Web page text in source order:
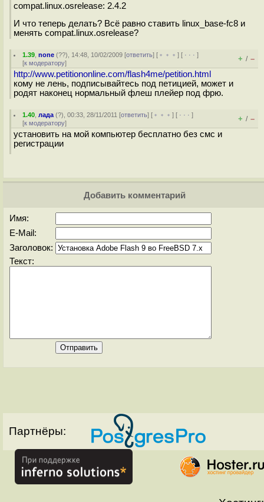
compat.linux.osrelease: 2.4.2
И что теперь делать? Всё равно ставить linux_base-fc8 и
менять compat.linux.osrelease?
1.39 ,none (??), 14:48, 10/02/2009 [ответить] [ ﹢﹢﹢] [ · · ·]
[к модератору] + / –
http://www.petitiononline.com/flash4me/petition.html
кому не лень, подписывайтесь под петицией, может и
родят наконец нормальный флеш плейер под фрю.
1.40 ,лада (?), 00:33, 28/11/2011 [ответить] [ ﹢﹢﹢] [ · · ·]
[к модератору] + / –
установить на мой компьютер бесплатно без смс и
регистрации
Добавить комментарий
Имя:
E-Mail:
Заголовок:
Текст:
Партнёры: